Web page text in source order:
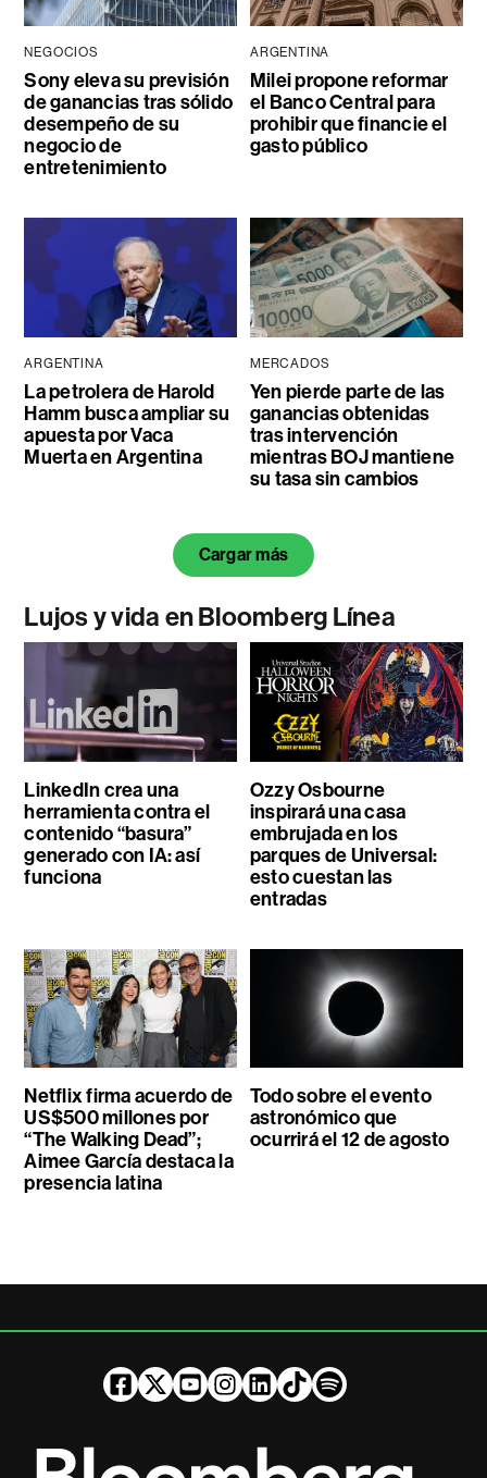
NEGOCIOS
Sony eleva su previsión
de ganancias tras sólido
desempeño de su
negocio de
entretenimiento
ARGENTINA
Milei propone reformar
el Banco Central para
prohibir que financie el
gasto público
ARGENTINA
La petrolera de Harold
Hamm busca ampliar su
apuesta por Vaca
Muerta en Argentina
MERCADOS
Yen pierde parte de las
ganancias obtenidas
tras intervención
mientras BOJ mantiene
su tasa sin cambios
Cargar más
Lujos y vida en Bloomberg Línea
LinkedIn crea una
herramienta contra el
contenido “basura”
generado con IA: así
funciona
Ozzy Osbourne
inspirará una casa
embrujada en los
parques de Universal:
esto cuestan las
entradas
Netflix firma acuerdo de
US$500 millones por
“The Walking Dead”;
Aimee García destaca la
presencia latina
Todo sobre el evento
astronómico que
ocurrirá el 12 de agosto